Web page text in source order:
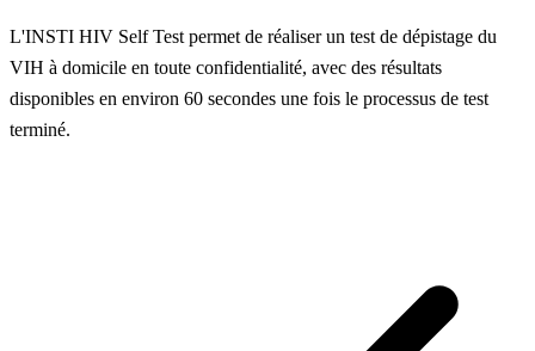
L'INSTI HIV Self Test permet de réaliser un test de dépistage du
VIH à domicile en toute confidentialité, avec des résultats
disponibles en environ 60 secondes une fois le processus de test
terminé.